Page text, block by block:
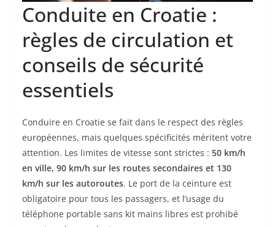
Conduite en Croatie :
règles de circulation et
conseils de sécurité
essentiels
Conduire en Croatie se fait dans le respect des règles
européennes, mais quelques spécificités méritent votre
attention. Les limites de vitesse sont strictes : 50 km/h
en ville, 90 km/h sur les routes secondaires et 130
km/h sur les autoroutes. Le port de la ceinture est
obligatoire pour tous les passagers, et l’usage du
téléphone portable sans kit mains libres est prohibé